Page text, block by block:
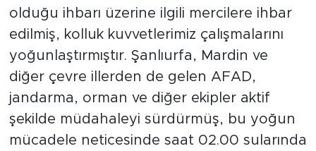
olduğu ihbarı üzerine ilgili mercilere ihbar
edilmiş, kolluk kuvvetlerimiz çalışmalarını
yoğunlaştırmıştır. Şanlıurfa, Mardin ve
diğer çevre illerden de gelen AFAD,
jandarma, orman ve diğer ekipler aktif
şekilde müdahaleyi sürdürmüş, bu yoğun
mücadele neticesinde saat 02.00 sularında